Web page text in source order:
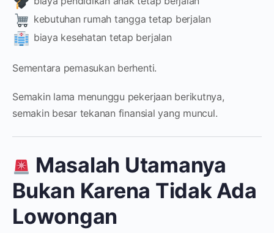
kebutuhan rumah tangga tetap berjalan
biaya kesehatan tetap berjalan
Sementara pemasukan berhenti.
Semakin lama menunggu pekerjaan berikutnya,
semakin besar tekanan finansial yang muncul.
Masalah Utamanya
Bukan Karena Tidak Ada
Lowongan